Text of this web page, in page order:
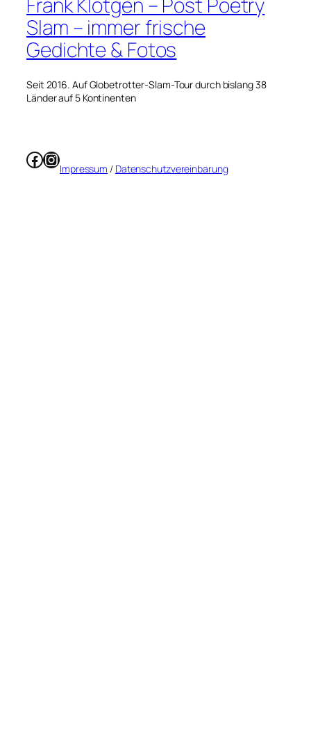
Slam – immer frische
Gedichte & Fotos
Seit 2016. Auf Globetrotter-Slam-Tour durch bislang 38
Länder auf 5 Kontinenten
Facebook
Instagram
Impressum / Datenschutzvereinbarung